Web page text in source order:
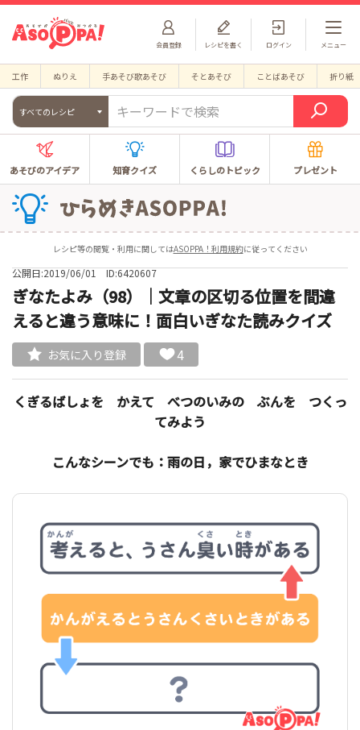
会員登録 ログイン
レシピを書く メニュー
工作 ぬりえ 手あそび歌あそび そとあそび ことばあそび 折り紙
すべてのレシピ
あそびのアイデア 知育クイズ くらしのトピック プレゼント
レシピ等の閲覧・利用に関してはASOPPA！利用規約に従ってください
公開日:2019/06/01 ID:6420607
ぎなたよみ（98）｜文章の区切る位置を間違
えると違う意味に！面白いぎなた読みクイズ
お気に入り登録 4
くぎるばしょを かえて べつのいみの ぶんを つくっ
てみよう
こんなシーンでも：雨の日，家でひまなとき